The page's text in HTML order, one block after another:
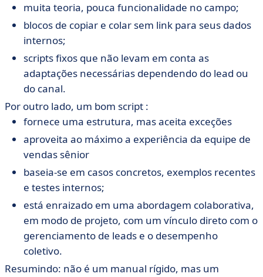
muita teoria, pouca funcionalidade no campo;
blocos de copiar e colar sem link para seus dados
internos;
scripts fixos que não levam em conta as
adaptações necessárias dependendo do lead ou
do canal.
Por outro lado, um bom script :
fornece uma estrutura, mas aceita exceções
aproveita ao máximo a experiência da equipe de
vendas sênior
baseia-se em casos concretos, exemplos recentes
e testes internos;
está enraizado em uma abordagem colaborativa,
em modo de projeto, com um vínculo direto com o
gerenciamento de leads e o desempenho
coletivo.
Resumindo: não é um manual rígido, mas um